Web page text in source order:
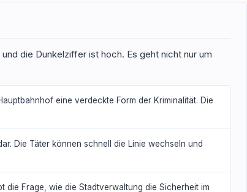
die Dunkelziffer ist hoch. Es geht nicht nur um
eine verdeckte Form der Kriminalität. Die
Die Täter können schnell die Linie wechseln und
Frage, wie die Stadtverwaltung die Sicherheit im